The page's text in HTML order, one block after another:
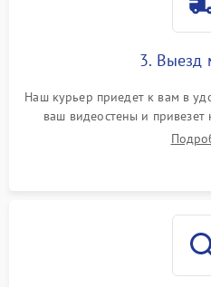
3. Выезд
Наш курьер приедет к вам в
ваш видеостены и привезет